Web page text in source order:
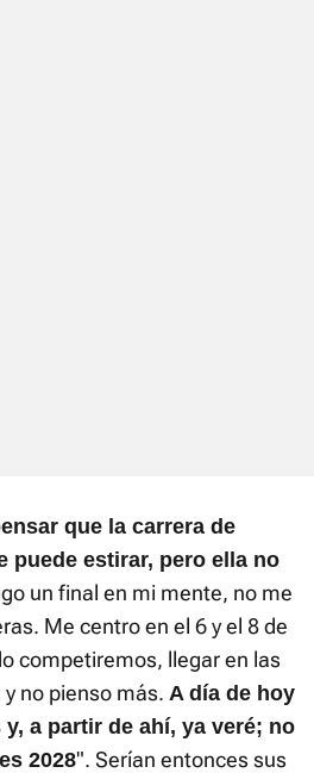
que la carrera de
puede estirar, pero ella no
un final en mi mente, no me
Me centro en el 6 y el 8 de
competiremos, llegar en las
no pienso más. A día de hoy
a partir de ahí, ya veré; no
2028". Serían entonces sus